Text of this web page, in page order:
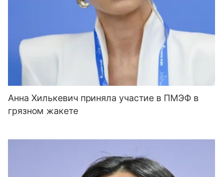
Анна Хилькевич приняла участие в ПМЭФ в
грязном жакете